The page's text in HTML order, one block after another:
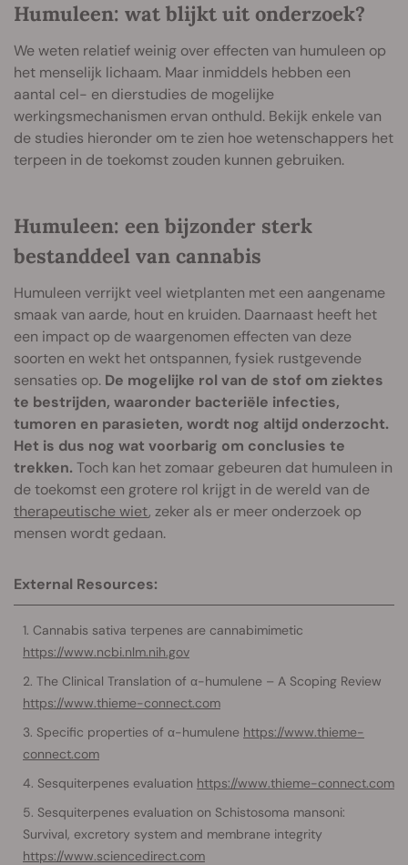
Humuleen: wat blijkt uit onderzoek?
We weten relatief weinig over effecten van humuleen op
het menselijk lichaam. Maar inmiddels hebben een
aantal cel- en dierstudies de mogelijke
werkingsmechanismen ervan onthuld. Bekijk enkele van
de studies hieronder om te zien hoe wetenschappers het
terpeen in de toekomst zouden kunnen gebruiken.
Humuleen: een bijzonder sterk
bestanddeel van cannabis
Humuleen verrijkt veel wietplanten met een aangename
smaak van aarde, hout en kruiden. Daarnaast heeft het
een impact op de waargenomen effecten van deze
soorten en wekt het ontspannen, fysiek rustgevende
sensaties op. De mogelijke rol van de stof om ziektes
te bestrijden, waaronder bacteriële infecties,
tumoren en parasieten, wordt nog altijd onderzocht.
Het is dus nog wat voorbarig om conclusies te
trekken. Toch kan het zomaar gebeuren dat humuleen in
de toekomst een grotere rol krijgt in de wereld van de
therapeutische wiet, zeker als er meer onderzoek op
mensen wordt gedaan.
External Resources:
Cannabis sativa terpenes are cannabimimetic
https://www.ncbi.nlm.nih.gov
The Clinical Translation of α-humulene – A Scoping Review
https://www.thieme-connect.com
Specific properties of α-humulene https://www.thieme-
connect.com
Sesquiterpenes evaluation https://www.thieme-connect.com
Sesquiterpenes evaluation on Schistosoma mansoni:
Survival, excretory system and membrane integrity
https://www.sciencedirect.com